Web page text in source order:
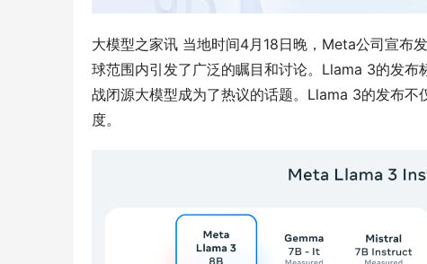
大模型之家讯 当地时间4月18日晚，Meta公司宣
球范围内引发了广泛的瞩目和讨论。Llama 3的发
战闭源大模型成为了热议的话题。Llama 3的发布
度。